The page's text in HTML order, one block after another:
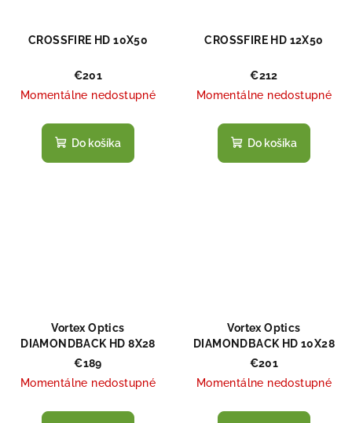
CROSSFIRE HD 10X50
€201
Momentálne nedostupné
Do košíka
CROSSFIRE HD 12X50
€212
Momentálne nedostupné
Do košíka
DIAMONDBACK HD 8X28
Vortex Optics
€189
Momentálne nedostupné
DIAMONDBACK HD 10X28
Vortex Optics
€201
Momentálne nedostupné